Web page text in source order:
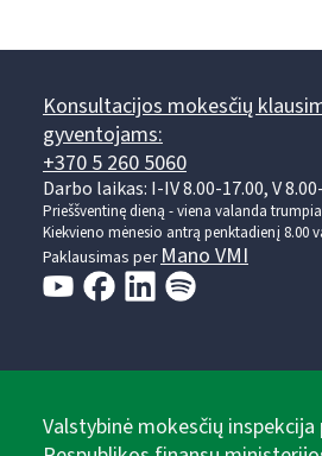
Konsultacijos mokesčių
gyventojams:
+370 5 260 5060
Darbo laikas: I-IV 8.00-17.00, V
Prieššventinę dieną - viena valanda
Kiekvieno mėnesio antrą penktadienį 8.00
Paklausimas perMano VMI
Valstybinė mokesčių